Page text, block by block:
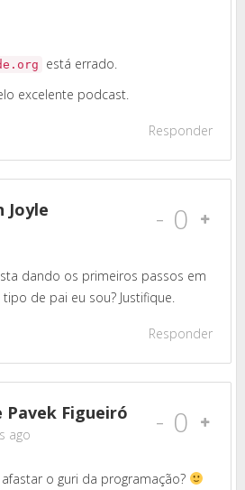
está errado.
excelente podcast.
Responder
Joyle - 0
dando os primeiros passos em
de pai eu sou? Justifique.
Responder
Pavek Figueiró
ago - 0
o guri da programação?